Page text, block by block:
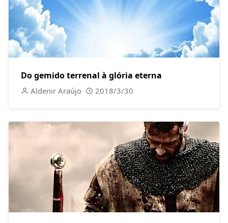
Do gemido terrenal à glória eterna
Aldenir Araújo 2018/3/30